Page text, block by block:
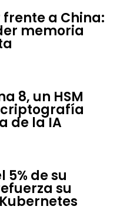
a China:
memoria
8, un HSM
de la IA
de su
su